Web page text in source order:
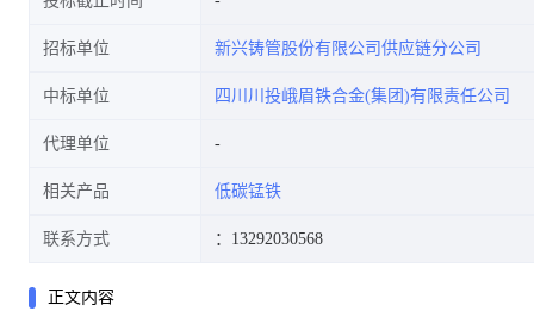
招标单位 新兴铸管股份有限公司供应链分公司
中标单位 四川川投峨眉铁合金(集团)有限责任公司
代理单位
相关产品 低碳锰铁
联系方式 ：13292030568
正文内容